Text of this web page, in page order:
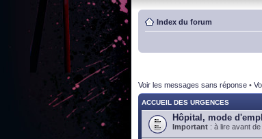
Index du forum
Voir les messages sans réponse •
ACCUEIL DES URGENCES
Hôpital, mode
Important : à lire avant